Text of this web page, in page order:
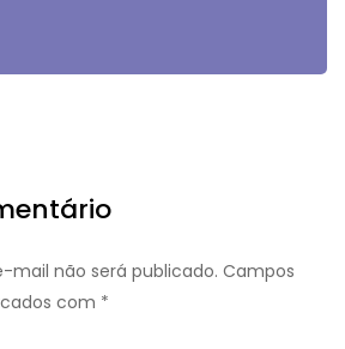
mail não será publicado. Campos
com *